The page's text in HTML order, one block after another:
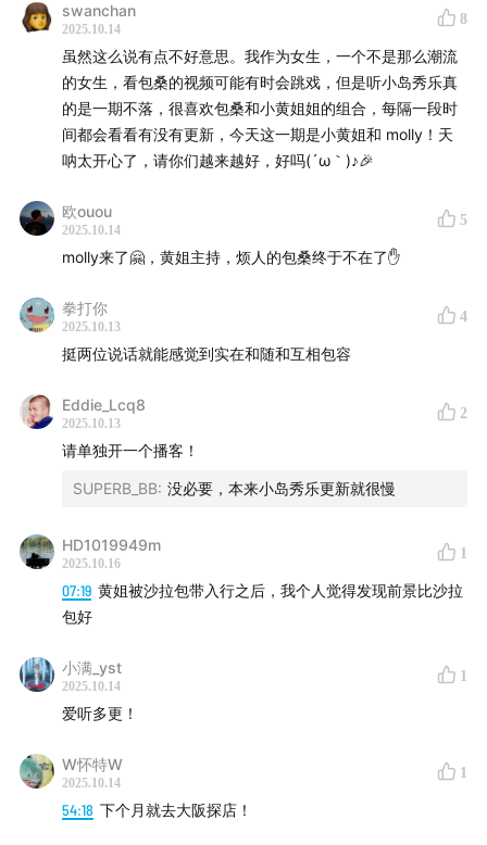
swanchan
2025.10.14
8
虽然这么说有点不好意思。我作为女生，一个不是那么潮流
的女生，看包桑的视频可能有时会跳戏，但是听小岛秀乐真
的是一期不落，很喜欢包桑和小黄姐姐的组合，每隔一段时
间都会看看有没有更新，今天这一期是小黄姐和 molly！天
呐太开心了，请你们越来越好，好吗(´ω｀)♪🎉
欧ouou
2025.10.14
5
molly来了🤗，黄姐主持，烦人的包桑终于不在了✋
拳打你
2025.10.13
4
挺两位说话就能感觉到实在和随和互相包容
Eddie_Lcq8
2025.10.13
2
请单独开一个播客！
SUPERB_BB: 没必要，本来小岛秀乐更新就很慢
HD1019949m
2025.10.16
1
07:19 黄姐被沙拉包带入行之后，我个人觉得发现前景比沙拉
包好
小满_yst
2025.10.14
1
爱听多更！
W怀特W
2025.10.14
1
54:18 下个月就去大阪探店！